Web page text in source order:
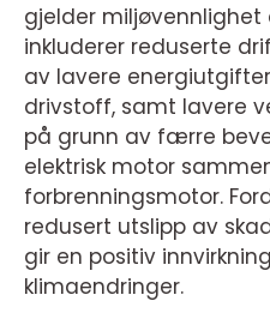
gjelder miljøvennlighet
inkluderer reduserte
av lavere
drivstoff, samt lavere
på grunn av færre
elektrisk motor
forbrenningsmotor.
redusert utslipp av
gir en positiv
klimaendringer.